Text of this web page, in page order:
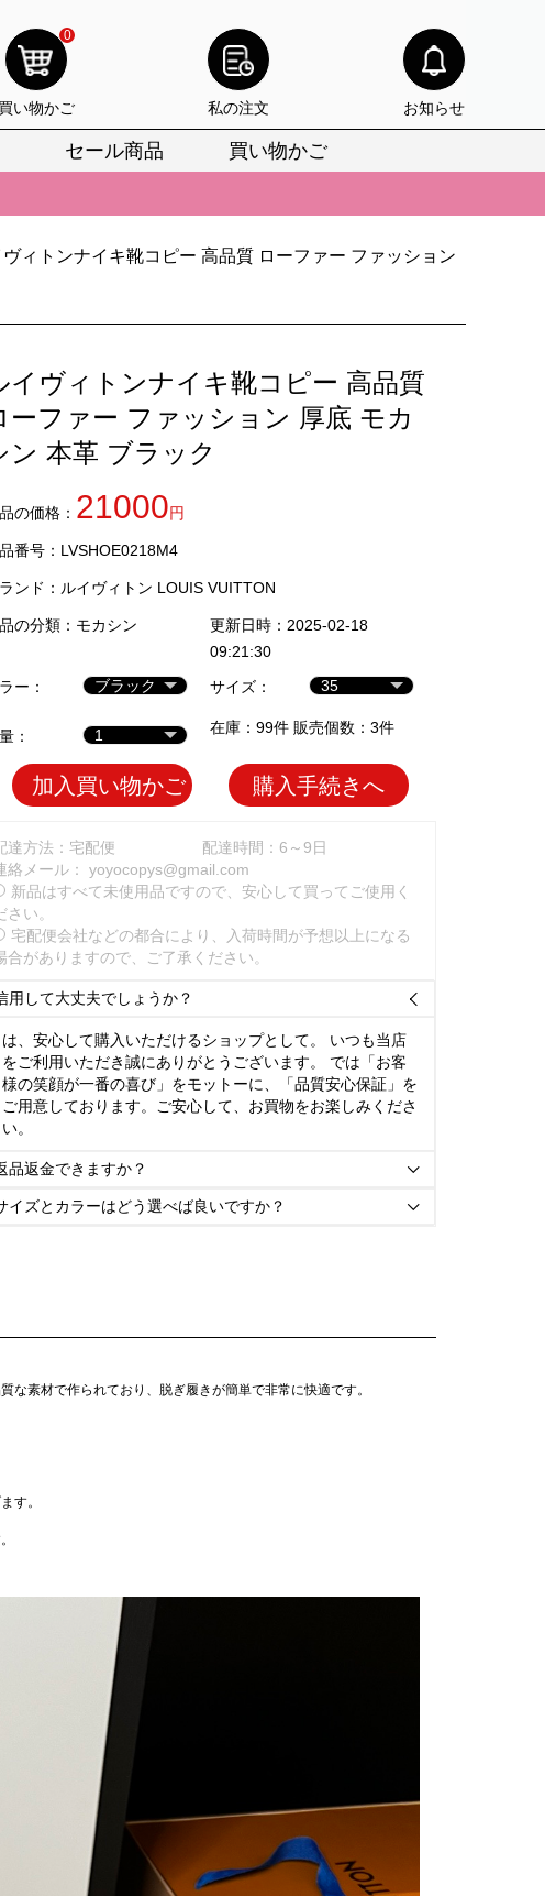
0
買い物かご 私の注文 お知らせ
セール商品 買い物かご
お選びいただけます。
上がりをお見逃しなく。
お選びいただけます。
がりをお見逃しなく。
ヴィトンナイキ靴コピー 高品質 ローファー ファッション
イヴィトンナイキ靴コピー 高品質
ーファー ファッション 厚底 モカ
ン 本革 ブラック
の価格： 21000円
番号：LVSHOE0218M4
ンド： ルイヴィトン LOUIS VUITTON
の分類： モカシン
更新日時：2025-02-18
09:21:30
ー：
サイズ：
： 在庫：99件 販売個数：3件
加入買い物かご 購入手続きへ
達方法：宅配便
配達時間：6～9日
絡メール： yoyocopys@gmail.com
新品はすべて未使用品ですので、安心して買ってご使用く
さい。
宅配便会社などの都合により、入荷時間が予想以上になる
合がありますので、ご了承ください。
用して大丈夫でしょうか？ 
は、安心して購入いただけるショップとして。 いつも当店
をご利用いただき誠にありがとうございます。 では「お客
様の笑顔が一番の喜び」をモットーに、「品質安心保証」を
ご用意しております。ご安心して、お買物をお楽しみくださ
い。
品返金できますか？ 
イズとカラーはどう選べば良いですか？ 
素材で作られており、脱ぎ履きが簡単で非常に快適です。
す。